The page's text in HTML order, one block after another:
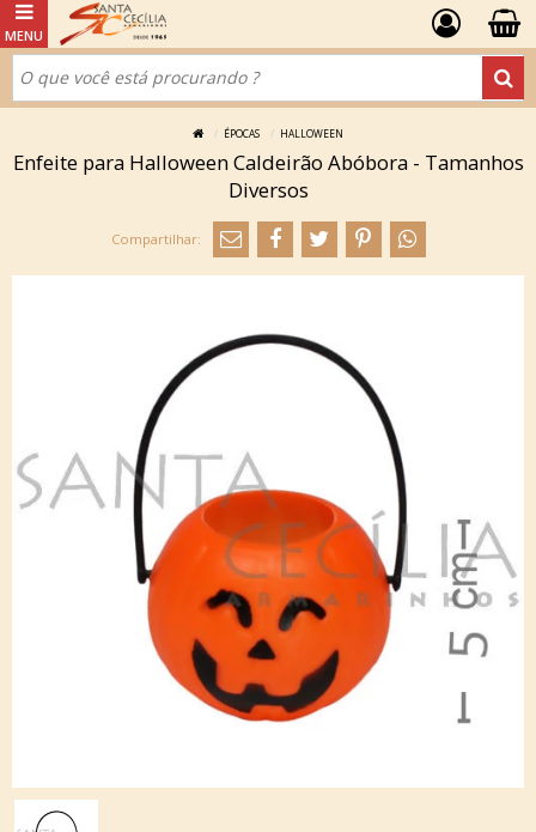
ÉPOCAS HALLOWEEN
Enfeite para Halloween Caldeirão Abóbora - Tamanhos
Diversos